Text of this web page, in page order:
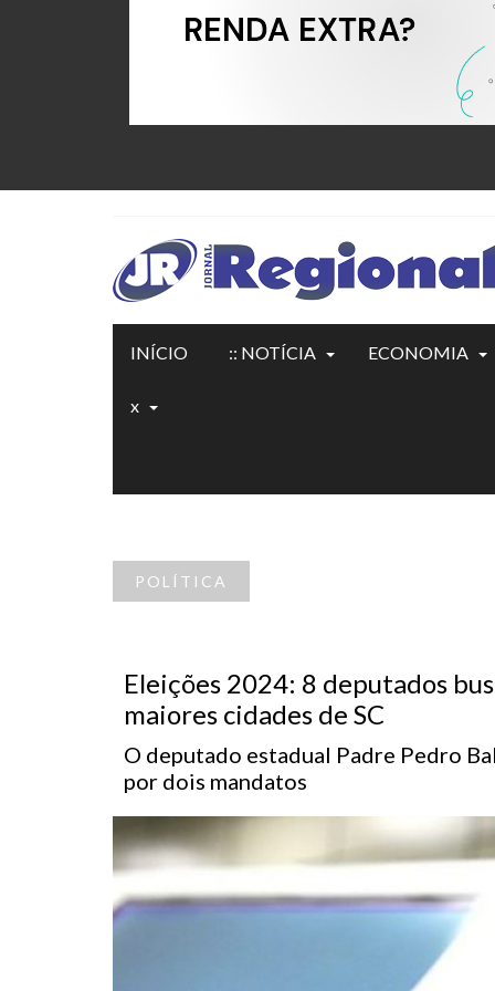
INÍCIO :: NOTÍCIA ECONOMIA
x
POLÍTICA
Eleições 2024: 8 deputados
maiores cidades de SC
O deputado estadual Padre Pedro
por dois mandatos